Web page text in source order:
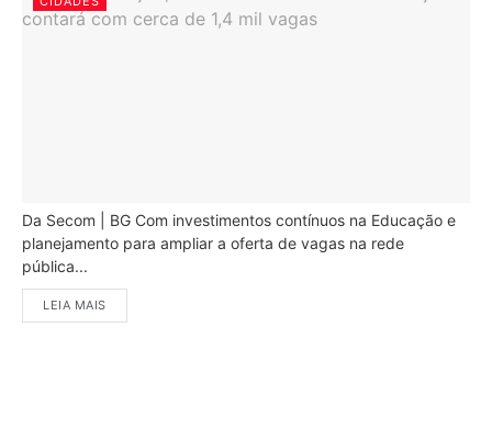
Da Secom | BG Com investimentos contínuos na Educação e
planejamento para ampliar a oferta de vagas na rede
pública...
LEIA MAIS